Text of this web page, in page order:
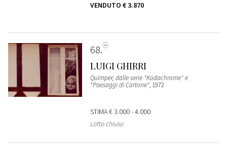
VENDUTO € 3.870
68
LUIGI GHIRRI
Quimper, dalle serie "Kodachrome" e
"Paesaggi di Cartone", 1972
STIMA€ 3.000 - 4.000
Lotto chiuso